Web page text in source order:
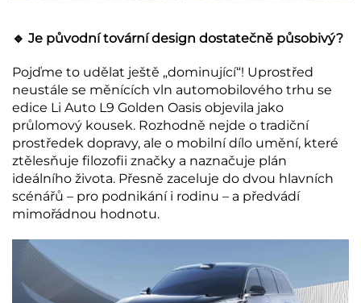
🔹 Je původní tovární design dostatečně působivý?
Pojďme to udělat ještě „dominující“! Uprostřed
neustále se měnících vln automobilového trhu se
edice Li Auto L9 Golden Oasis objevila jako
průlomový kousek. Rozhodně nejde o tradiční
prostředek dopravy, ale o mobilní dílo umění, které
ztělesňuje filozofii značky a naznačuje plán
ideálního života. Přesně zaceluje do dvou hlavních
scénářů – pro podnikání i rodinu – a předvádí
mimořádnou hodnotu.